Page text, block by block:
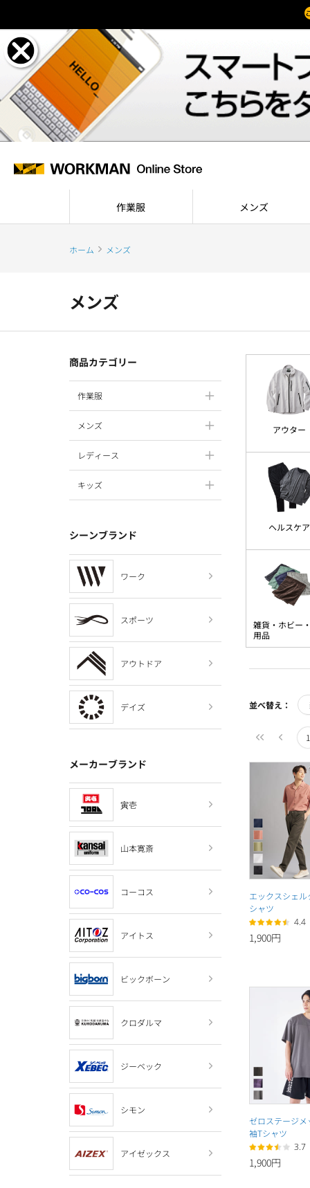
作業服 メンズ
ホーム メンズ
メンズ
商品カテゴリー
作業服
メンズ
レディース
キッズ
シーンブランド
ワーク
スポーツ
アウトドア
デイズ
メーカーブランド
寅壱
山本寛斎
コーコス
アイトス
ビックボーン
クロダルマ
ジーベック
シモン
アイゼックス
アウター
ヘルスケア
雑貨・ホビー
用品
並べ替え：
1
エックスシェ
シャツ
4.4
1,900円
ゼロステージ
袖Tシャツ
3.7
1,900円